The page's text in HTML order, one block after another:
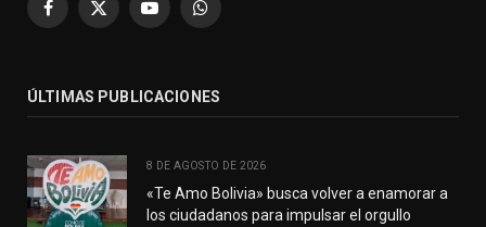
Facebook
X
YouTubeWhatsApp
ÚLTIMAS PUBLICACIONES
8 DE AGOSTO DE 2026
«Te Amo Bolivia» busca volver a enamorar a
los ciudadanos para impulsar el orgullo